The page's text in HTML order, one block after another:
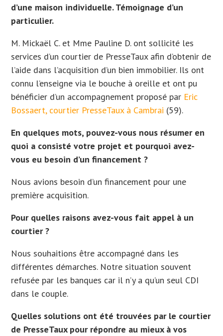
d’une maison individuelle. Témoignage d’un
particulier.
M. Mickaël C. et Mme Pauline D. ont sollicité les
services d’un courtier de PresseTaux afin d’obtenir de
l’aide dans l’acquisition d’un bien immobilier. Ils ont
connu l’enseigne via le bouche à oreille et ont pu
bénéficier d’un accompagnement proposé par Eric
Bossaert, courtier PresseTaux à Cambrai (59).
En quelques mots, pouvez-vous nous résumer en
quoi a consisté votre projet et pourquoi avez-
vous eu besoin d’un financement ?
Nous avions besoin d’un financement pour une
première acquisition.
Pour quelles raisons avez-vous fait appel à un
courtier ?
Nous souhaitions être accompagné dans les
différentes démarches. Notre situation souvent
refusée par les banques car il n’y a qu’un seul CDI
dans le couple.
Quelles solutions ont été trouvées par le courtier
de PresseTaux pour répondre au mieux à vos